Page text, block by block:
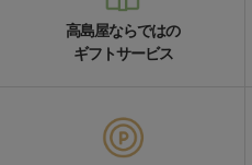
高島屋ならではの
ギフトサービス